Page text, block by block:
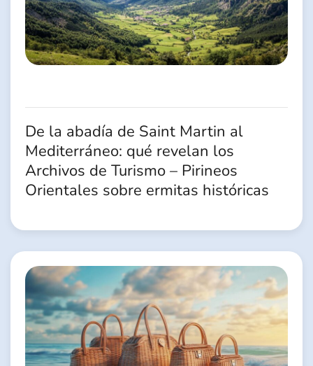
De la abadía de Saint Martin al
Mediterráneo: qué revelan los
Archivos de Turismo – Pirineos
Orientales sobre ermitas históricas